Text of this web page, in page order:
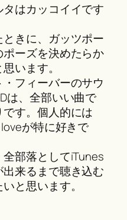
はカッコイイです
きに、ガッツポー
ーズを決めたらか
います。
フィーバーのサウ
は、全部いい曲で
す。個人的には
が特に好きで
部落としてiTunes
来るまで聴き込む
と思います。